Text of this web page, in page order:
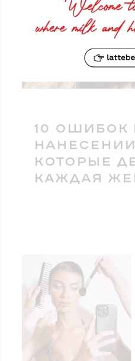
10 ОШИБОК
КОТОРЫЕ
КАЖДАЯ